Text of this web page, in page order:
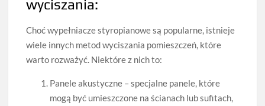
wyciszania:
Choć wypełniacze styropianowe są popularne, istnieje
wiele innych metod wyciszania pomieszczeń, które
warto rozważyć. Niektóre z nich to:
Panele akustyczne – specjalne panele, które
mogą być umieszczone na ścianach lub sufitach,